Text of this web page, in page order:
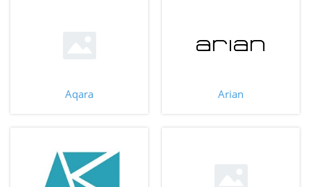
Aqara Arian